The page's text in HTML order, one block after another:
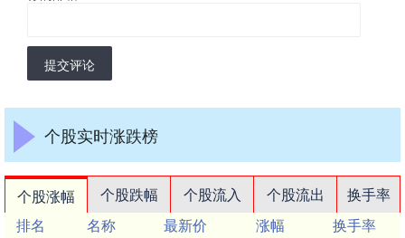
提交评论
个股实时涨跌榜
个股涨幅 个股跌幅 个股流入 个股流出
换手率
排名
名称 最新价 涨幅
换手率